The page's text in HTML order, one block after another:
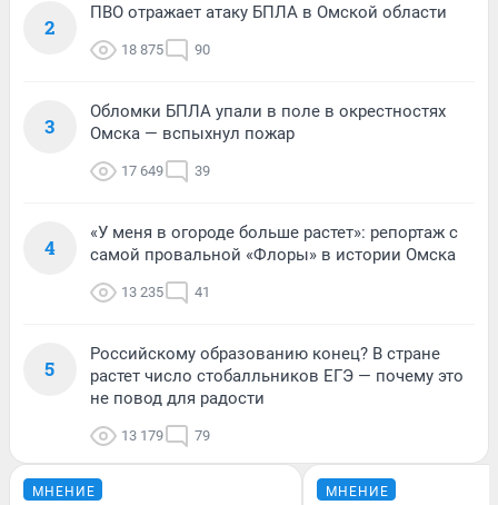
2
ПВО отражает атаку БПЛА в Омской области
18 875 90
3
Обломки БПЛА упали в поле в окрестностях
Омска — вспыхнул пожар
17 649 39
4
«У меня в огороде больше растет»: репортаж с
самой провальной «Флоры» в истории Омска
13 235 41
5
Российскому образованию конец? В стране
растет число стобалльников ЕГЭ — почему это
не повод для радости
13 179 79
МНЕНИЕ МНЕНИЕ